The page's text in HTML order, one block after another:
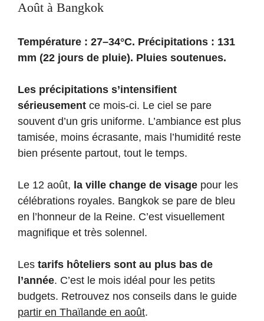
Août à Bangkok
Température : 27–34°C. Précipitations : 131
mm (22 jours de pluie). Pluies soutenues.
Les précipitations s’intensifient
sérieusement ce mois-ci. Le ciel se pare
souvent d’un gris uniforme. L’ambiance est plus
tamisée, moins écrasante, mais l’humidité reste
bien présente partout, tout le temps.
Le 12 août, la ville change de visage pour les
célébrations royales. Bangkok se pare de bleu
en l’honneur de la Reine. C’est visuellement
magnifique et très solennel.
Les tarifs hôteliers sont au plus bas de
l’année. C’est le mois idéal pour les petits
budgets. Retrouvez nos conseils dans le guide
partir en Thaïlande en août.